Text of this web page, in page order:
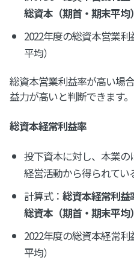
総資本（期首・期末平
2022年度の総資本営業
平均）
総資本営業利益率が高い場
益力が高いと判断できます。
総資本経常利益率
投下資本に対し、本業
経営活動から得られてい
計算式： 総資本経常利
総資本（期首・期末平
2022年度の総資本経常
平均）